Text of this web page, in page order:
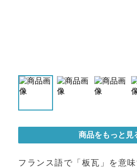
フランス語で「板瓦」を意